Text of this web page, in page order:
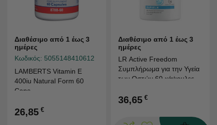
Διαθέσιμο από 1 έως 3
ημέρες
Κωδικός: 5055148410612
LAMBERTS Vitamin E
400iu Natural Form 60
Caps
26,85 €
Διαθέσιμο από 1 έως 3
ημέρες
LR Active Freedom
Συμπλήρωμα για την Υγεία
των Οστών 60 κάψουλες
36,65 €